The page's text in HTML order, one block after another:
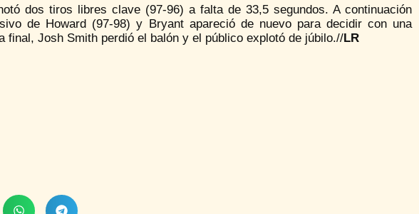
dos tiros libres clave (97-96) a falta de 33,5 segundos. A continuación
de Howard (97-98) y Bryant apareció de nuevo para decidir con una
final, Josh Smith perdió el balón y el público explotó de júbilo.//LR